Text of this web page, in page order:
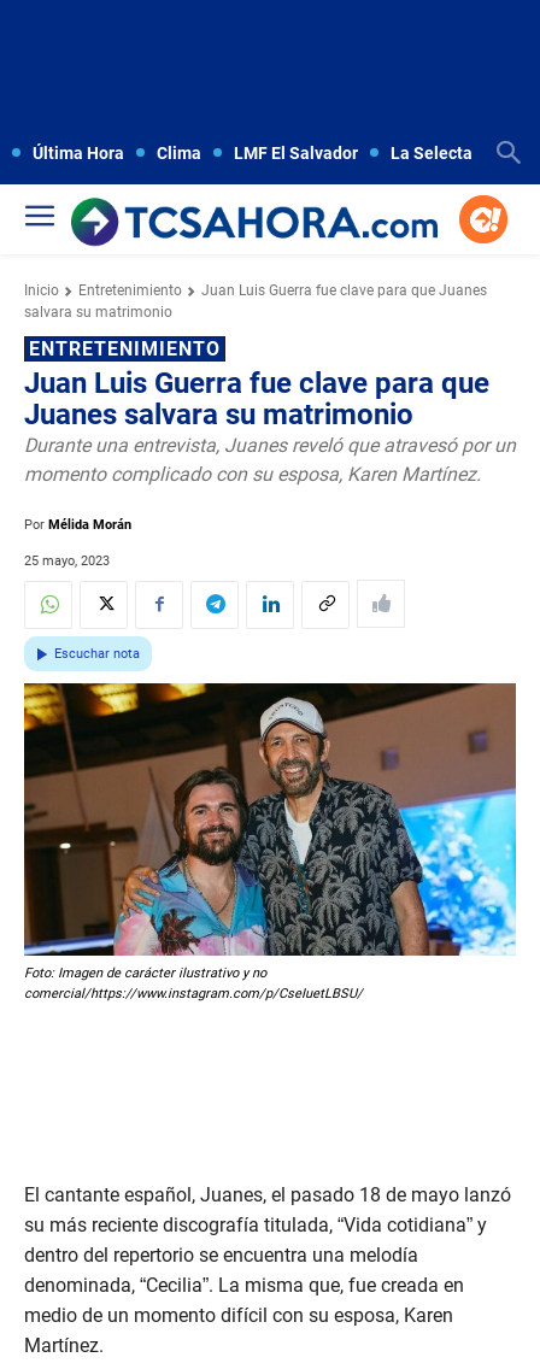
Última Hora Clima LMF El Salvador La Selecta
Inicio Entretenimiento
Juan Luis Guerra fue clave para que Juanes
salvara su matrimonio
ENTRETENIMIENTO
Juan Luis Guerra fue clave para que
Juanes salvara su matrimonio
Durante una entrevista, Juanes reveló que atravesó por un
momento complicado con su esposa, Karen Martínez.
Por Mélida Morán
25 mayo, 2023
Escuchar nota
Foto: Imagen de carácter ilustrativo y no
comercial/https://www.instagram.com/p/CseIuetLBSU/
El cantante español, Juanes, el pasado 18 de mayo lanzó
su más reciente discografía titulada, “Vida cotidiana” y
dentro del repertorio se encuentra una melodía
denominada, “Cecilia”. La misma que, fue creada en
medio de un momento difícil con su esposa, Karen
Martínez.